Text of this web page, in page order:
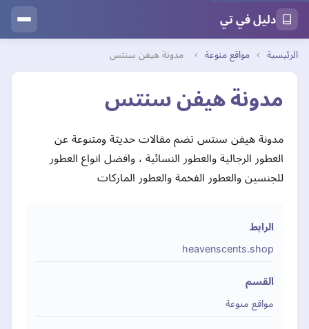
دليل في تي
الرئيسية › مواقع منوعة › مدونة هيفن سنتس
مدونة هيفن سنتس
مدونة هيفن سنتس تضم مقالات حديثة ومتنوعة عن
العطور الرجالية والعطور النسائية ، وافضل انواع العطور
للجنسين والعطور الفخمة والعطور الماركات
الرابط
heavenscents.shop
القسم
مواقع منوعة